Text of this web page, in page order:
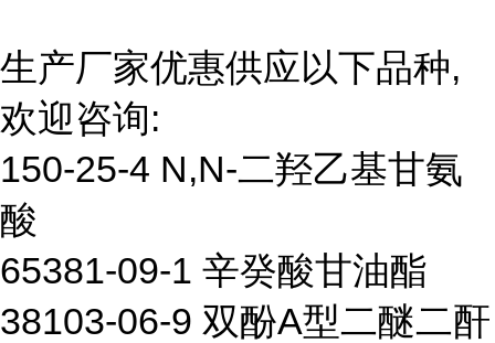
生产厂家优惠供应以下品种,
欢迎咨询:
150-25-4 N,N-二羟乙基甘氨
酸
65381-09-1 辛癸酸甘油酯
38103-06-9 双酚A型二醚二酐